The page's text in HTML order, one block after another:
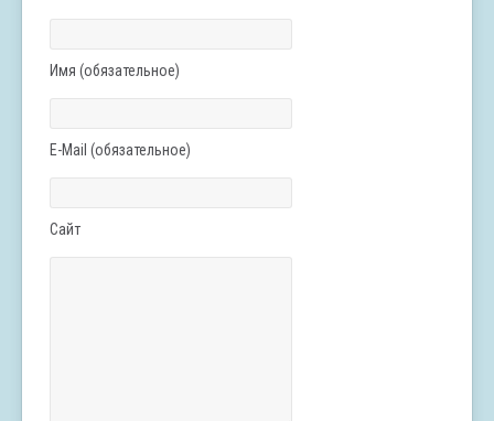
Имя (обязательное)
E-Mail (обязательное)
Сайт